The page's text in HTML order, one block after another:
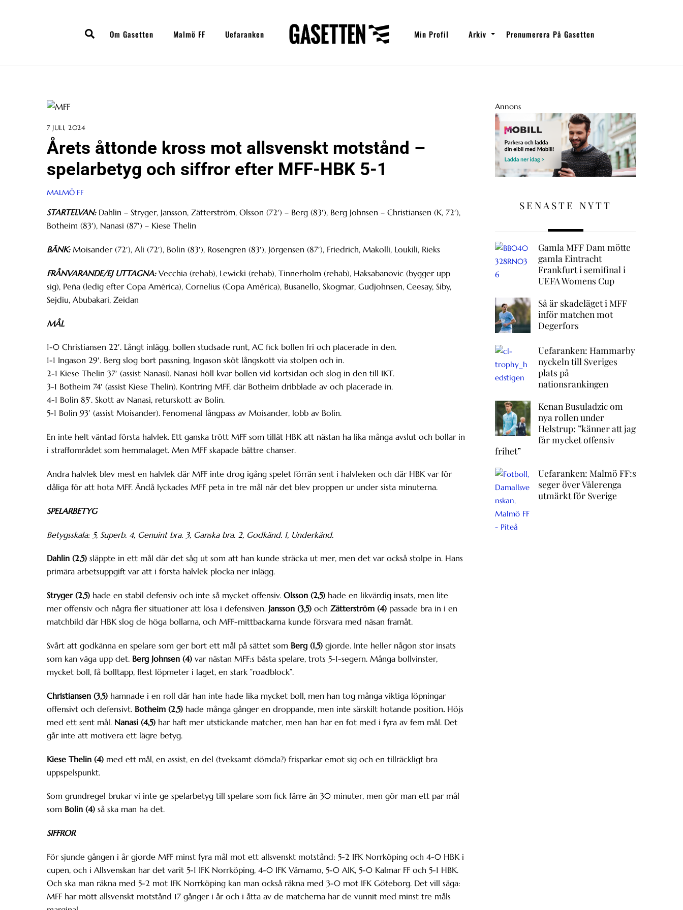
SearchOm Gasetten Malmö FF Uefaranken Min Profil Arkiv Prenumerera På Gasetten
7 JULI, 2024
Årets åttonde kross mot allsvenskt motstånd –
spelarbetyg och siffror efter MFF-HBK 5-1
MALMÖ FF
STARTELVAN: Dahlin – Stryger, Jansson, Zätterström, Olsson (72′) – Berg (83′), Berg Johnsen – Christiansen (K, 72′),
Botheim (83′), Nanasi (87′) – Kiese Thelin
BÄNK: Moisander (72′), Ali (72′), Bolin (83′), Rosengren (83′), Jörgensen (87′), Friedrich, Makolli, Loukili, Rieks
FRÅNVARANDE/EJ UTTAGNA: Vecchia (rehab), Lewicki (rehab), Tinnerholm (rehab), Haksabanovic (bygger upp
sig), Peña (ledig efter Copa América), Cornelius (Copa América), Busanello, Skogmar, Gudjohnsen, Ceesay, Siby,
Sejdiu, Abubakari, Zeidan
MÅL
1-0 Christiansen 22′. Långt inlägg, bollen studsade runt, AC fick bollen fri och placerade in den.
1-1 Ingason 29′. Berg slog bort passning, Ingason sköt långskott via stolpen och in.
2-1 Kiese Thelin 37′ (assist Nanasi). Nanasi höll kvar bollen vid kortsidan och slog in den till IKT.
3-1 Botheim 74′ (assist Kiese Thelin). Kontring MFF, där Botheim dribblade av och placerade in.
4-1 Bolin 85′. Skott av Nanasi, returskott av Bolin.
5-1 Bolin 93′ (assist Moisander). Fenomenal långpass av Moisander, lobb av Bolin.
En inte helt väntad första halvlek. Ett ganska trött MFF som tillät HBK att nästan ha lika många avslut och bollar in
i straffområdet som hemmalaget. Men MFF skapade bättre chanser.
Andra halvlek blev mest en halvlek där MFF inte drog igång spelet förrän sent i halvleken och där HBK var för
dåliga för att hota MFF. Ändå lyckades MFF peta in tre mål när det blev proppen ur under sista minuterna.
SPELARBETYG
Betygsskala: 5, Superb. 4, Genuint bra. 3, Ganska bra. 2, Godkänd. 1, Underkänd.
Dahlin (2,5) släppte in ett mål där det såg ut som att han kunde sträcka ut mer, men det var också stolpe in. Hans
primära arbetsuppgift var att i första halvlek plocka ner inlägg.
Stryger (2,5) hade en stabil defensiv och inte så mycket offensiv. Olsson (2,5) hade en likvärdig insats, men lite
mer offensiv och några fler situationer att lösa i defensiven. Jansson (3,5) och Zätterström (4) passade bra in i en
matchbild där HBK slog de höga bollarna, och MFF-mittbackarna kunde försvara med näsan framåt.
Svårt att godkänna en spelare som ger bort ett mål på sättet som Berg (1,5) gjorde. Inte heller någon stor insats
som kan väga upp det. Berg Johnsen (4) var nästan MFF:s bästa spelare, trots 5-1-segern. Många bollvinster,
mycket boll, få bolltapp, flest löpmeter i laget, en stark ”roadblock”.
Christiansen (3,5) hamnade i en roll där han inte hade lika mycket boll, men han tog många viktiga löpningar
offensivt och defensivt. Botheim (2,5) hade många gånger en droppande, men inte särskilt hotande position. Höjs
med ett sent mål. Nanasi (4,5) har haft mer utstickande matcher, men han har en fot med i fyra av fem mål. Det
går inte att motivera ett lägre betyg.
Kiese Thelin (4) med ett mål, en assist, en del (tveksamt dömda?) frisparkar emot sig och en tillräckligt bra
uppspelspunkt.
Som grundregel brukar vi inte ge spelarbetyg till spelare som fick färre än 30 minuter, men gör man ett par mål
som Bolin (4) så ska man ha det.
SIFFROR
För sjunde gången i år gjorde MFF minst fyra mål mot ett allsvenskt motstånd: 5-2 IFK Norrköping och 4-0 HBK i
cupen, och i Allsvenskan har det varit 5-1 IFK Norrköping, 4-0 IFK Värnamo, 5-0 AIK, 5-0 Kalmar FF och 5-1 HBK.
Och ska man räkna med 5-2 mot IFK Norrköping kan man också räkna med 3-0 mot IFK Göteborg. Det vill säga:
MFF har mött allsvenskt motstånd 17 gånger i år och i åtta av de matcherna har de vunnit med minst tre måls
Annons
SENASTE NYTT
Gamla MFF Dam mötte
gamla Eintracht
Frankfurt i semifinal i
UEFA Womens Cup
Så är skadeläget i MFF
inför matchen mot
Degerfors
Uefaranken: Hammarby
nyckeln till Sveriges
plats på
nationsrankingen
Kenan Busuladzic om
nya rollen under
Helstrup: ”känner att jag
får mycket offensiv
frihet”
Uefaranken: Malmö FF:s
seger över Vålerenga
utmärkt för Sverige